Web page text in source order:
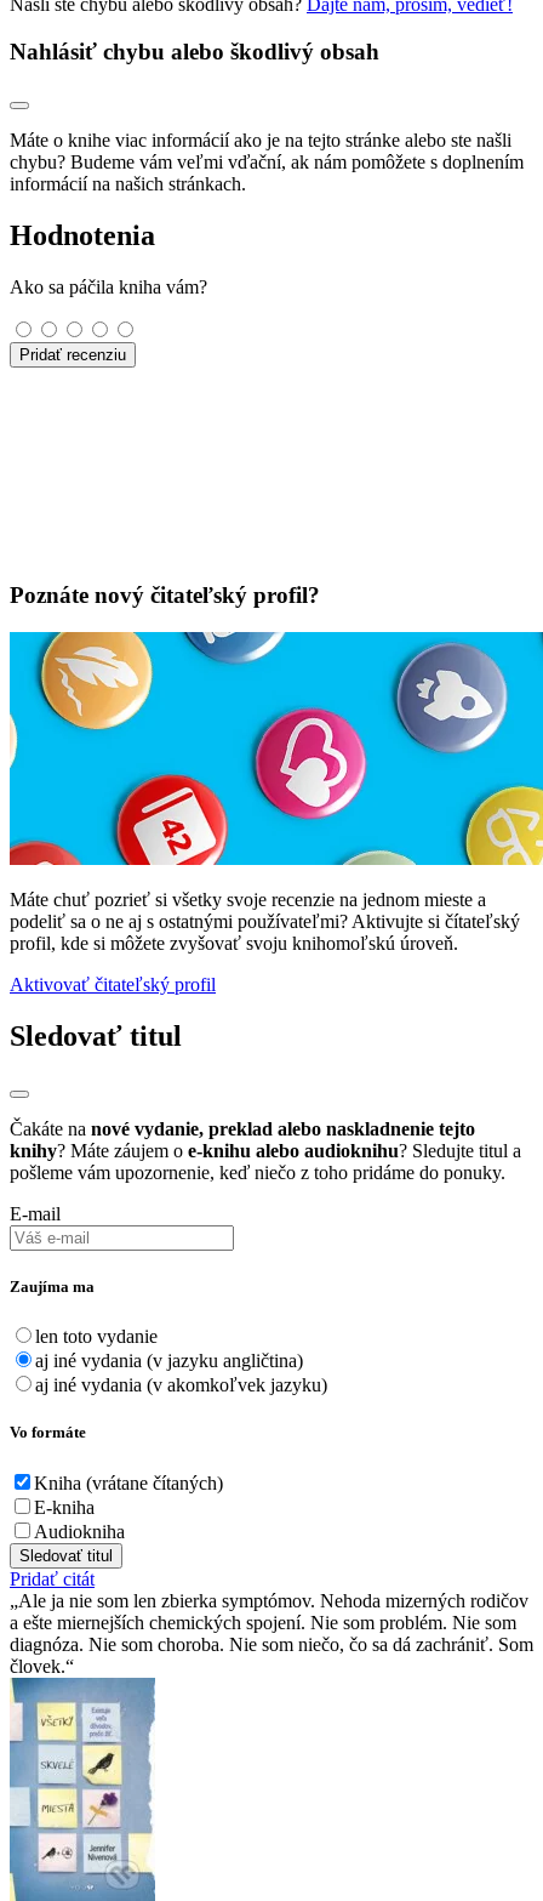
Našli ste chybu alebo škodlivý obsah? Dajte nám, prosím, vedieť!
Nahlásiť chybu alebo škodlivý obsah
Máte o knihe viac informácií ako je na tejto stránke alebo ste našli
chybu? Budeme vám veľmi vďační, ak nám pomôžete s doplnením
informácií na našich stránkach.
Hodnotenia
Ako sa páčila kniha vám?
Pridať recenziu
Poznáte nový čitateľský profil?
Máte chuť pozrieť si všetky svoje recenzie na jednom mieste a
podeliť sa o ne aj s ostatnými používateľmi? Aktivujte si čítateľský
profil, kde si môžete zvyšovať svoju knihomoľskú úroveň.
Aktivovať čitateľský profil
Sledovať titul
Čakáte na nové vydanie, preklad alebo naskladnenie tejto
knihy? Máte záujem o e-knihu alebo audioknihu? Sledujte titul a
pošleme vám upozornenie, keď niečo z toho pridáme do ponuky.
E-mail
Zaujíma ma
len toto vydanie
aj iné vydania (v jazyku angličtina)
aj iné vydania (v akomkoľvek jazyku)
Vo formáte
Kniha (vrátane čítaných)
E-kniha
Audiokniha
Sledovať titul
Pridať citát
Ale ja nie som len zbierka symptómov. Nehoda mizerných rodičov
a ešte miernejších chemických spojení. Nie som problém. Nie som
diagnóza. Nie som choroba. Nie som niečo, čo sa dá zachrániť. Som
človek.